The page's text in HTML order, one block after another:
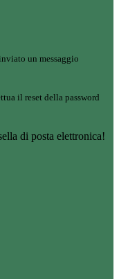
un messaggio
il reset della password
di posta elettronica!